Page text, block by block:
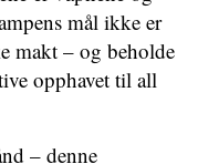
mål ikke er
makt – og beholde
opphavet til all
– denne